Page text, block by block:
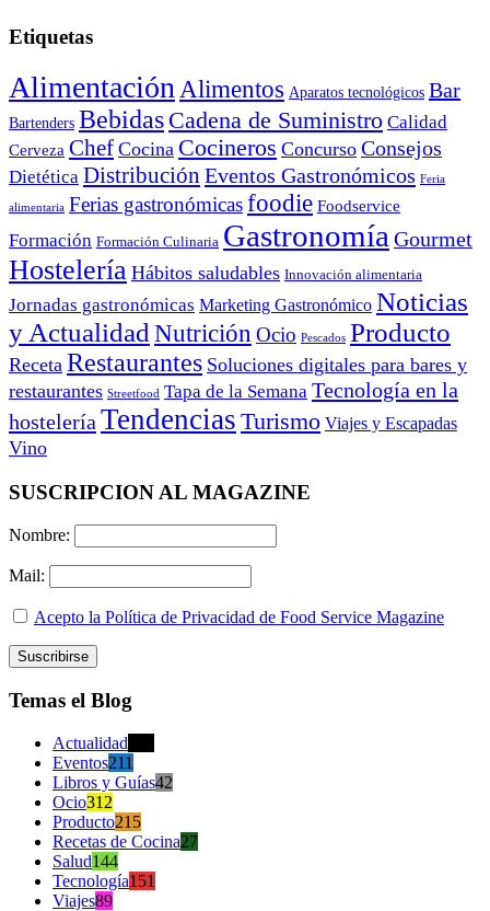
Etiquetas
Alimentación Alimentos Aparatos tecnológicos Bar
Bartenders Bebidas Cadena de Suministro Calidad
Cerveza Chef Cocina Cocineros Concurso Consejos
Dietética Distribución Eventos Gastronómicos Feria
alimentaria Ferias gastronómicasfoodie Foodservice
Formación Formación Culinaria Gastronomía Gourmet
Hostelería Hábitos saludables Innovación alimentaria
Jornadas gastronómicas Marketing Gastronómico Noticias
y Actualidad Nutrición Ocio Pescados Producto
Receta Restaurantes Soluciones digitales para bares y
restaurantes Streetfood Tapa de la Semana Tecnología en la
hostelería Tendencias Turismo Viajes y Escapadas
Vino
SUSCRIPCION AL MAGAZINE
Nombre:
Mail:
Acepto la Política de Privacidad de Food Service Magazine
Temas el Blog
Actualidad
Eventos211
Libros y Guías42
Ocio312
Producto215
Recetas de Cocina27
Salud144
Tecnología151
Viajes89